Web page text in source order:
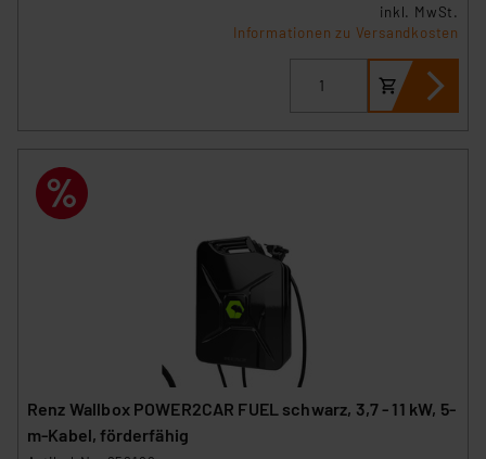
inkl. MwSt.
Informationen zu Versandkosten
Renz Wallbox POWER2CAR FUEL schwarz, 3,7 - 11 kW, 5-
m-Kabel, förderfähig